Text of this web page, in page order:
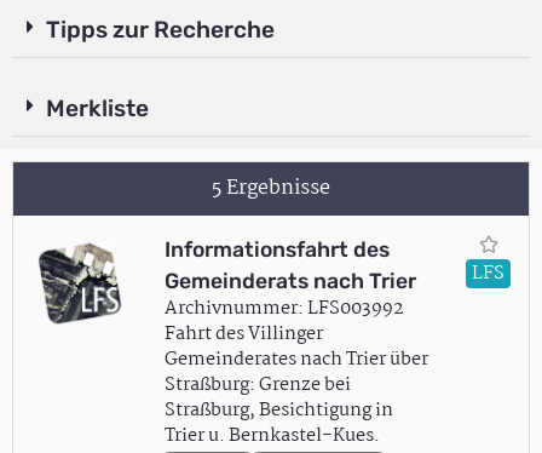
Tipps zur Recherche
Merkliste
5 Ergebnisse
Informationsfahrt des
Gemeinderats nach Trier
Archivnummer: LFS003992
Fahrt des Villinger
Gemeinderates nach Trier über
Straßburg: Grenze bei
Straßburg, Besichtigung in
Trier u. Bernkastel-Kues.
LFS